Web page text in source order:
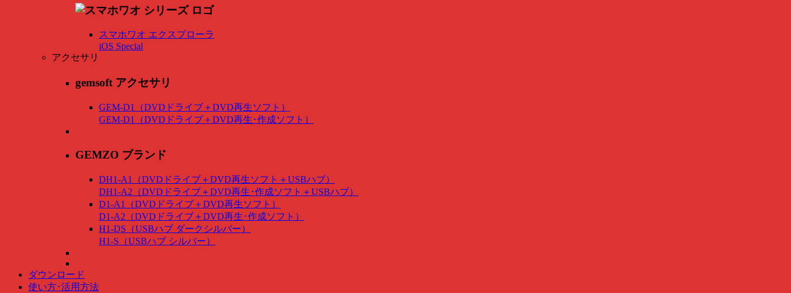
スマホワオ エクスプローラ
iOS Special
アクセサリ
gemsoft アクセサリ
GEM-D1（DVDドライブ＋DVD再生ソフト）
GEM-D1（DVDドライブ＋DVD再生･作成ソフト）
GEMZO ブランド
DH1-A1（DVDドライブ＋DVD再生ソフト＋USBハブ）
DH1-A2（DVDドライブ＋DVD再生･作成ソフト＋USBハブ）
D1-A1（DVDドライブ＋DVD再生ソフト）
D1-A2（DVDドライブ＋DVD再生･作成ソフト）
H1-DS（USBハブ ダークシルバー）
H1-S（USBハブ シルバー）
ダウンロード
使い方･活用方法